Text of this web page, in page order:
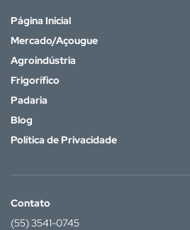
Página Inicial
Mercado/Açougue
Agroindústria
Frigorífico
Padaria
Blog
Política de Privacidade
Contato
(55) 3541-0745